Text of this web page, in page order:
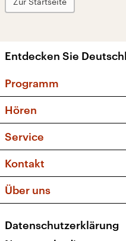
Entdecken Sie
Programm
Sendungen und
Musikliste
Kakadu – Das
Hören
Frequenzen (UKW
Service
FAQ
Apps
Newsletter
Veranstaltungen
Kontakt
Social Media
Über uns
Presse
Datenschutzerklärung